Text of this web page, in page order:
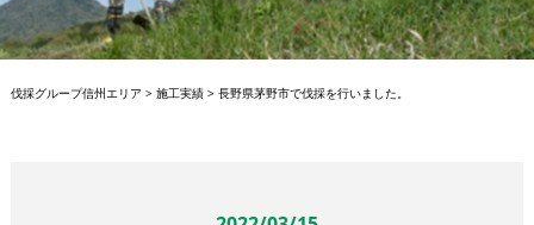
伐採グループ信州エリア > 施工実績> 長野県茅野市で伐採を行いました。